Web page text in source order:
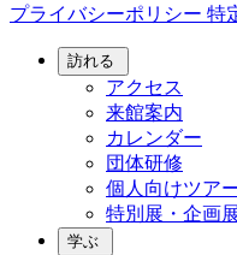
プライバシーポリシー 特
訪れる
アクセス
来館案内
カレンダー
団体研修
個人向けツア
特別展・企画
学ぶ